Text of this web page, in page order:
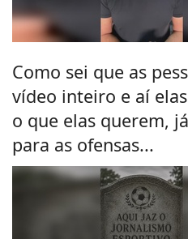
Como sei que as
vídeo inteiro e aí
o que elas querem,
para as ofensas...